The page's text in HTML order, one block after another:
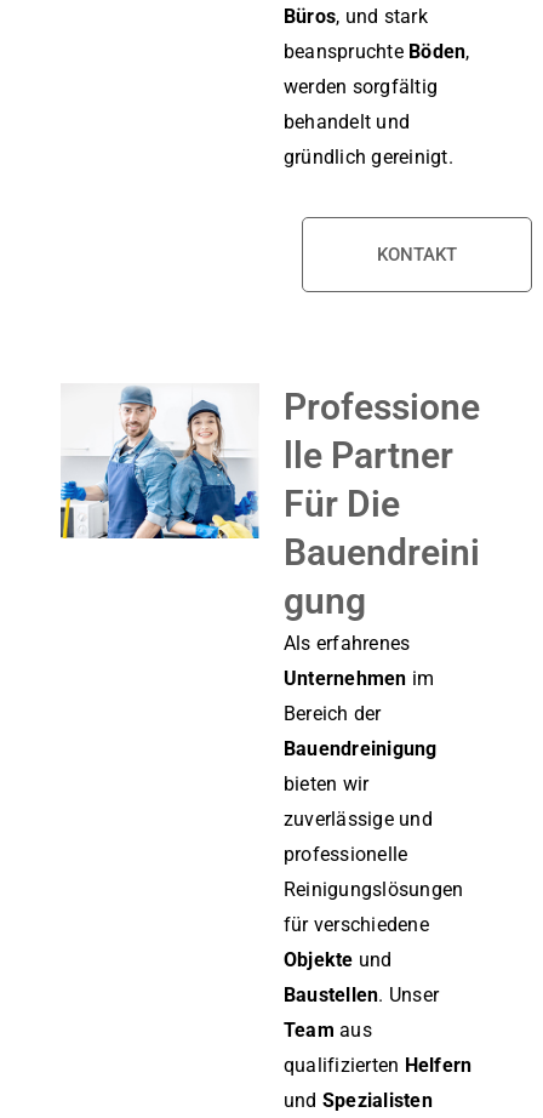
Büros, und stark
beanspruchte Böden,
werden sorgfältig
behandelt und
gründlich gereinigt.
KONTAKT
Professione
Lle Partner
Für Die
Bauendreini
Gung
Als erfahrenes
Unternehmen im
Bereich der
Bauendreinigung
bieten wir
zuverlässige und
professionelle
Reinigungslösungen
für verschiedene
Objekte und
Baustellen. Unser
Team aus
qualifizierten Helfern
und Spezialisten